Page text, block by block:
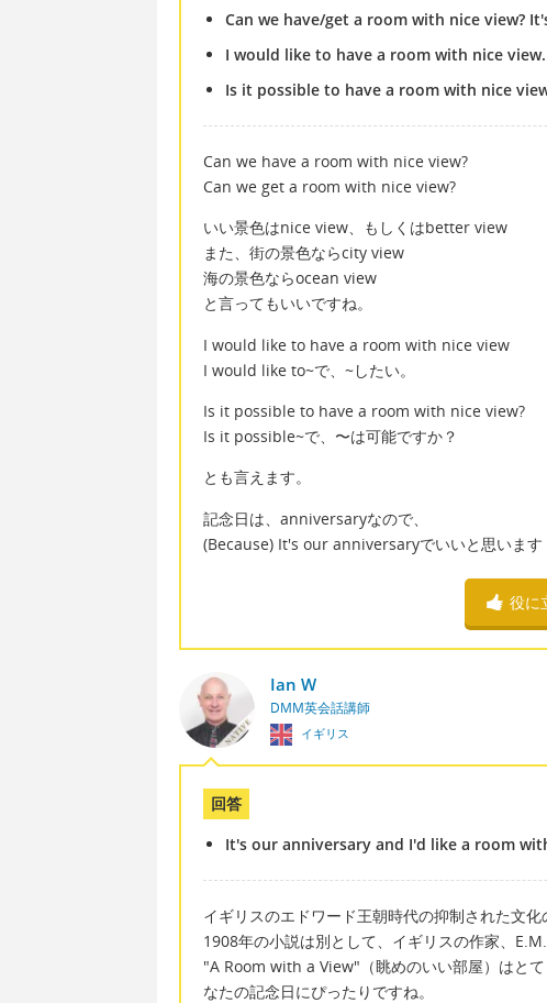
Can we have/get a room with nice view?
I would like to have a room with nice
Is it possible to have a room with nice
Can we have a room with nice view?
Can we get a room with nice view?
いい景色はnice view、もしくはbetter view
また、街の景色ならcity view
海の景色ならocean view
と言ってもいいですね。
I would like to have a room with nice view
I would like to~で、~したい。
Is it possible to have a room with nice view?
Is it possible~で、〜は可能ですか？
とも言えます。
記念日は、anniversaryなので、
(Because) It's our anniversaryでいいと思います
役に
Ian W
DMM英会話講師
イギリス
回答
It's our anniversary and I'd like a room
イギリスのエドワード王朝時代の抑制された文化
1908年の小説は別として、イギリスの作家、
"A Room with a View"（眺めのいい部屋）はと
なたの記念日にぴったりですね。